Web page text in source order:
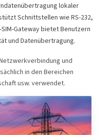
lokaler
Schnittstellen wie RS-232,
SIM-Gateway bietet Benutzern
und Datenübertragung.
und
in den Bereichen
usw. verwendet.